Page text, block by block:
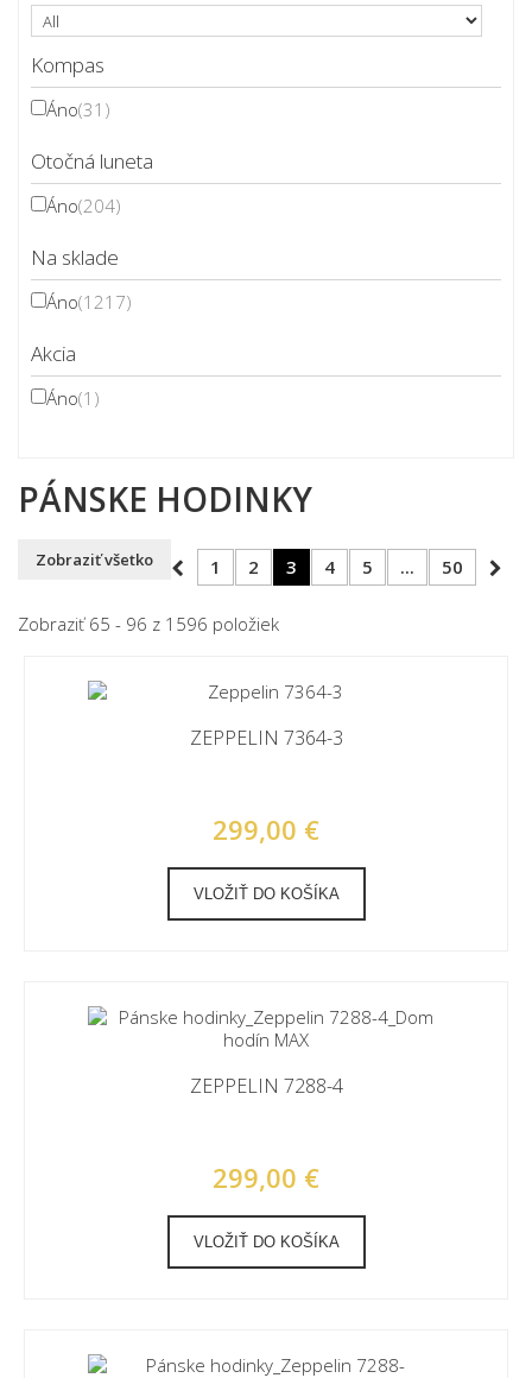
Kompas
Áno(31)
Otočná luneta
Áno(204)
Na sklade
Áno(1217)
Akcia
Áno(1)
PÁNSKE HODINKY
Zobraziť všetko 1 2 3 4 5 ... 50
Zobraziť 65 - 96 z 1596 položiek
ZEPPELIN 7364-3
299,00 €
VLOŽIŤ DO KOŠÍKA
ZEPPELIN 7288-4
299,00 €
VLOŽIŤ DO KOŠÍKA